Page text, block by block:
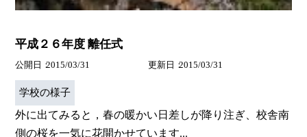
平成２６年度 離任式
公開日 2015/03/31 更新日 2015/03/31
学校の様子
外に出てみると，春の暖かい日差しが降り注ぎ、校舎南
側の桜を一気に花開かせています...